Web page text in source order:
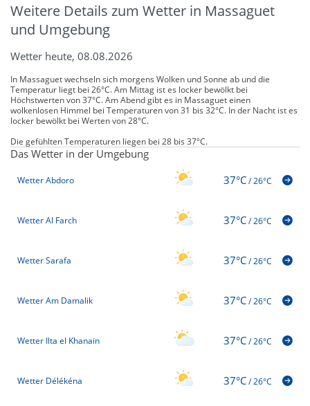
Weitere Details zum Wetter in Massaguet
und Umgebung
Wetter heute, 08.08.2026
In Massaguet wechseln sich morgens Wolken und Sonne ab und die
Temperatur liegt bei 26°C. Am Mittag ist es locker bewölkt bei
Höchstwerten von 37°C. Am Abend gibt es in Massaguet einen
wolkenlosen Himmel bei Temperaturen von 31 bis 32°C. In der Nacht ist es
locker bewölkt bei Werten von 28°C.
Die gefühlten Temperaturen liegen bei 28 bis 37°C.
Das Wetter in der Umgebung
Wetter Abdoro 37°C/26°C
Wetter Al Farch 37°C/26°C
Wetter Sarafa 37°C/26°C
Wetter Am Damalik 37°C/26°C
Wetter Ilta el Khanaïn 37°C/26°C
Wetter Délékéna 37°C/26°C